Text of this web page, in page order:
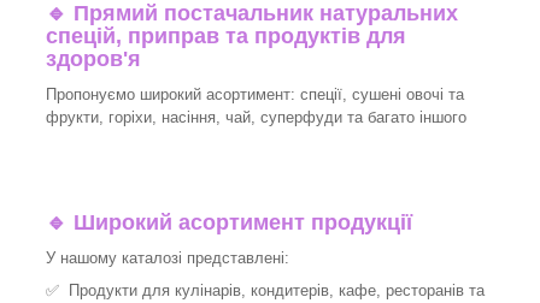
🔹 Прямий постачальник натуральних
спецій, приправ та продуктів для
здоров'я
Пропонуємо широкий асортимент: спеції, сушені овочі та
фрукти, горіхи, насіння, чай, суперфуди та багато іншого
🔹 Широкий асортимент продукції
У нашому каталозі представлені:
✅ Продукти для кулінарів, кондитерів, кафе, ресторанів та